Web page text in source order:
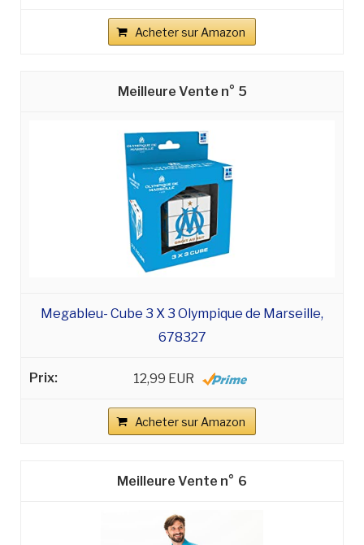
Acheter sur Amazon
5
Megableu- Cube 3 X 3 Olympique de Marseille,
678327
12,99 EUR
Acheter sur Amazon
6